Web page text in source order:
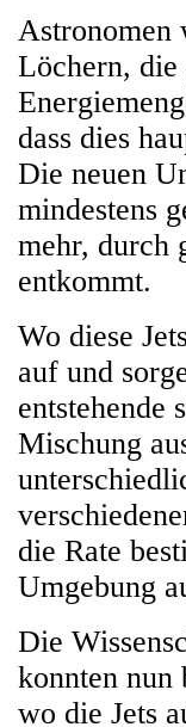
Astronomen
Löchern, die
dass dies
Die neuen
mindestens
mehr, durch
entkommt.
Wo diese
auf und
entstehende
Mischung
die Rate
Umgebung
Die
konnten nun
wo die Jets